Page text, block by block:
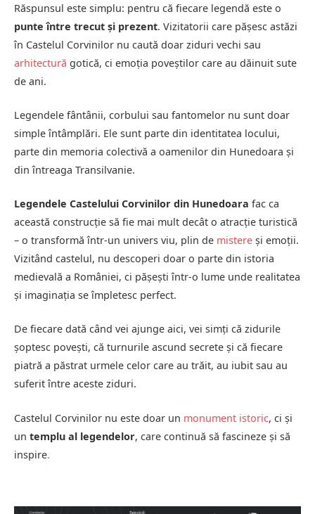
Răspunsul este simplu: pentru că fiecare legendă este o
punte între trecut și prezent. Vizitatorii care pășesc astăzi
în Castelul Corvinilor nu caută doar ziduri vechi sau
arhitectură gotică, ci emoția poveștilor care au dăinuit sute
de ani.
Legendele fântânii, corbului sau fantomelor nu sunt doar
simple întâmplări. Ele sunt parte din identitatea locului,
parte din memoria colectivă a oamenilor din Hunedoara și
din întreaga Transilvanie.
Legendele Castelului Corvinilor din Hunedoara fac ca
această construcție să fie mai mult decât o atracție turistică
– o transformă într-un univers viu, plin de mistere și emoții.
Vizitând castelul, nu descoperi doar o parte din istoria
medievală a României, ci pășești într-o lume unde realitatea
și imaginația se împletesc perfect.
De fiecare dată când vei ajunge aici, vei simți că zidurile
șoptesc povești, că turnurile ascund secrete și că fiecare
piatră a păstrat urmele celor care au trăit, au iubit sau au
suferit între aceste ziduri.
Castelul Corvinilor nu este doar un monument istoric, ci și
un templu al legendelor, care continuă să fascineze și să
inspire.